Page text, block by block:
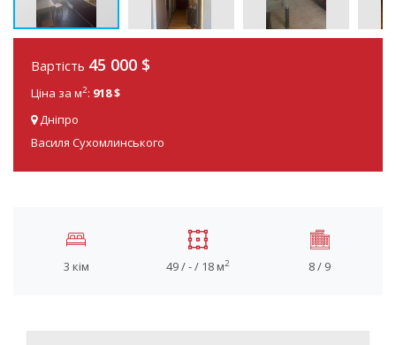
Вартість 45 000 $
Ціна за м2: 918 $
Дніпро
Василя Сухомлинського
3 кім 49 / - / 18 м2 8 / 9